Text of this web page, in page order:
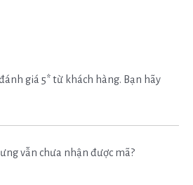
giá 5* từ khách hàng. Bạn hãy
vẫn chưa nhận được mã?